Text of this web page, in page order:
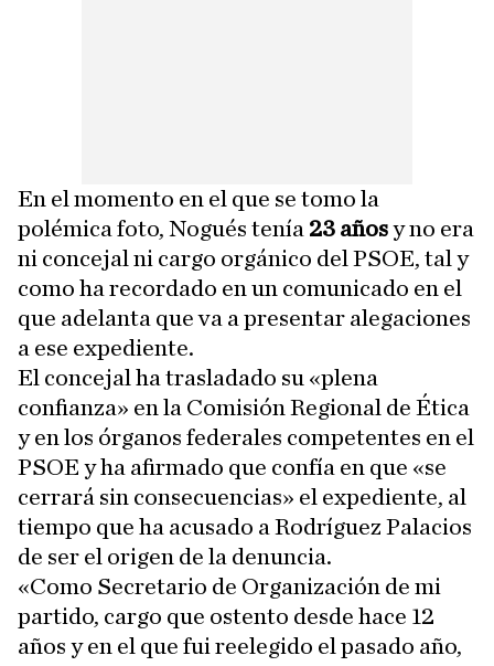
En el momento en el que se tomo la
polémica foto, Nogués tenía 23 añosy no era
ni concejal ni cargo orgánico del PSOE, tal y
como ha recordado en un comunicado en el
que adelanta que va a presentar alegaciones
a ese expediente.
El concejal ha trasladado su «plena
confianza» en la Comisión Regional de Ética
y en los órganos federales competentes en el
PSOE y ha afirmado que confía en que «se
cerrará sin consecuencias» el expediente, al
tiempo que ha acusado a Rodríguez Palacios
de ser el origen de la denuncia.
«Como Secretario de Organización de mi
partido, cargo que ostento desde hace 12
años y en el que fui reelegido el pasado año,